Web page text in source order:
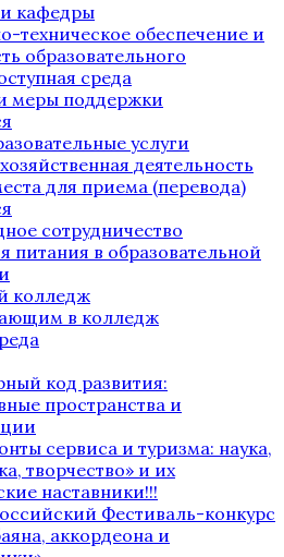
кафедры
техническое обеспечение и
образовательного
среда
меры поддержки
услуги
деятельность
для приема (перевода)
сотрудничество
питания в образовательной
колледж
в колледж
код развития:
пространства и
сервиса и туризма: наука,
творчество» и их
наставники!!!
Фестиваль-конкурс
аккордеона и